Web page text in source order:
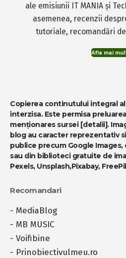
ale emisiunii IT MANIA și
asemenea, recenzii
tutoriale, recomandări
Afla mai
Copierea continutului integral
interzisa. Este permisa
menționares sursei [detalii].
blog au caracter reprezentativ
publice precum Google
sau din biblioteci gratuite de
Pexels, Unsplash,Pixabay,
Recomandari
- MediaBlog
- MB MUSIC
- Voifibine
- Prinobiectivulmeu.ro